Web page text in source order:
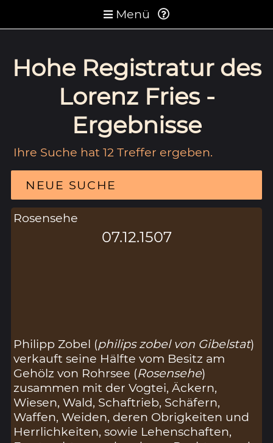
Menü
Hohe Registratur des
Lorenz Fries -
Ergebnisse
Ihre Suche hat 12 Treffer ergeben.
NEUE SUCHE
Rosensehe
07.12.1507
Philipp Zobel (philips zobel von Gibelstat)
verkauft seine Hälfte vom Besitz am
Gehölz von Rohrsee (Rosensehe)
zusammen mit der Vogtei, Äckern,
Wiesen, Wald, Schaftrieb, Schäfern,
Waffen, Weiden, deren Obrigkeiten und
Herrlichkeiten, sowie Lehenschaften,